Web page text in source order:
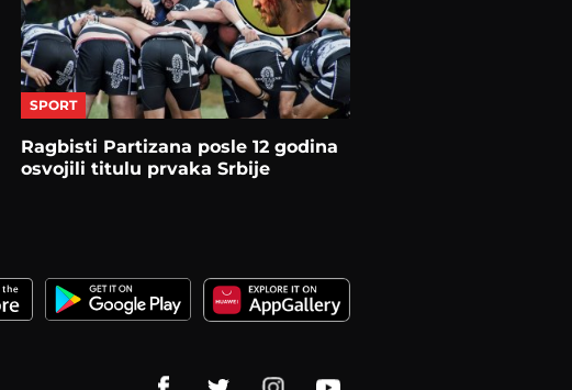
SPORT
Ragbisti Partizana posle 12 godina
osvojili titulu prvaka Srbije